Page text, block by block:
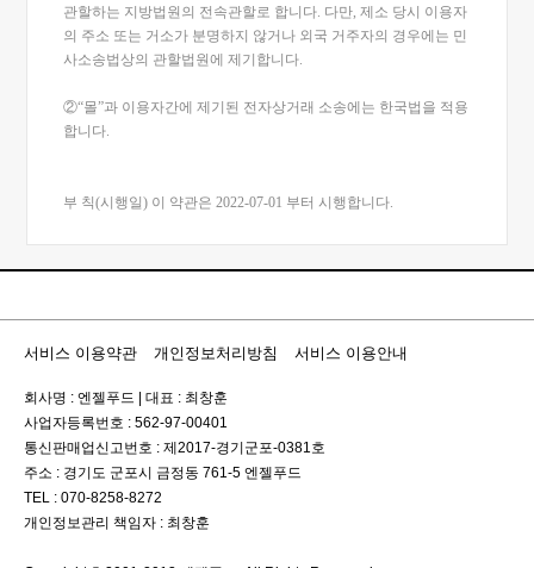
관할하는 지방법원의 전속관할로 합니다. 다만, 제소 당시 이용자
의 주소 또는 거소가 분명하지 않거나 외국 거주자의 경우에는 민
사소송법상의 관할법원에 제기합니다.
②“몰”과 이용자간에 제기된 전자상거래 소송에는 한국법을 적용
합니다.
부 칙(시행일) 이 약관은 2022-07-01 부터 시행합니다.
서비스 이용약관 개인정보처리방침 서비스 이용안내
회사명 : 엔젤푸드
대표 : 최창훈
사업자등록번호 : 562-97-00401
통신판매업신고번호 : 제2017-경기군포-0381호
주소 : 경기도 군포시 금정동 761-5 엔젤푸드
TEL : 070-8258-8272
개인정보관리 책임자 : 최창훈